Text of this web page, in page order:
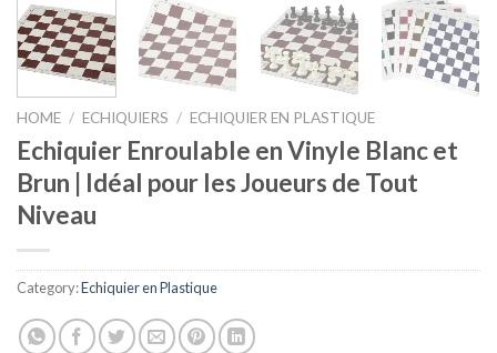
HOME / ECHIQUIERS / ECHIQUIER EN PLASTIQUE
Echiquier Enroulable en Vinyle Blanc et
Brun | Idéal pour les Joueurs de Tout
Niveau
Category:Echiquier en Plastique